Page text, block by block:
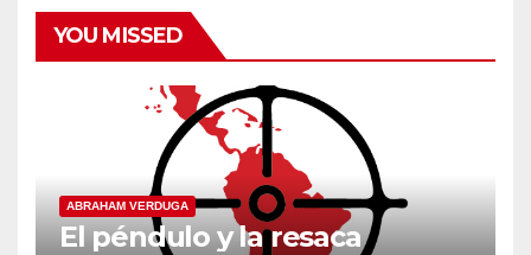
YOU MISSED
ABRAHAM VERDUGA
El péndulo y la resaca